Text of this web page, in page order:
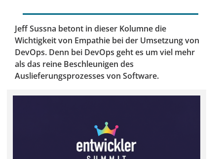
Jeff Sussna betont in dieser Kolumne die
Wichtigkeit von Empathie bei der Umsetzung von
DevOps. Denn bei DevOps geht es um viel mehr
als das reine Beschleunigen des
Auslieferungsprozesses von Software.